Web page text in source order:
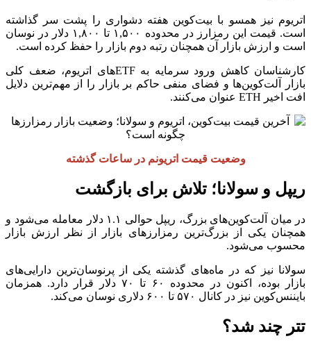
اتریوم نیز همسو با بیت‌کوین هفته دشواری را پشت سر گذاشته
است. قیمت این رمزارز در محدوده ۱,۵۰۰ تا ۱,۸۰۰ دلار در نوسان
است و ارزش بازار آن همچنان رتبه دوم بازار را حفظ کرده است.
کارشناسان کاهش ورود سرمایه به ETFهای اتریوم، ضعف کلی
بازار آلت‌کوین‌ها و فضای منفی حاکم بر بازار را از مهم‌ترین دلایل
افت اخیر ETH عنوان می‌کنند.
وضعیت قیمت اتریونم در ساعات گذشته
ریپل و سولانا؛ تلاش برای بازگشت
در میان آلت‌کوین‌های بزرگ، ریپل حوالی ۱.۱ دلار معامله می‌شود و
همچنان یکی از بزرگ‌ترین رمزارزهای بازار از نظر ارزش بازار
محسوب می‌شود.
سولانا نیز که در ماه‌های گذشته یکی از پرنوسان‌ترین دارایی‌های
بازار بوده، اکنون در محدوده ۶۰ تا ۷۰ دلار قرار دارد. همزمان
بایننس‌کوین نیز در کانال ۵۷۰ تا ۶۰۰ دلاری نوسان می‌کند.
تتر چند شد؟